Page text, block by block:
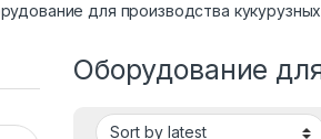
для производства кукурузных
Оборудование